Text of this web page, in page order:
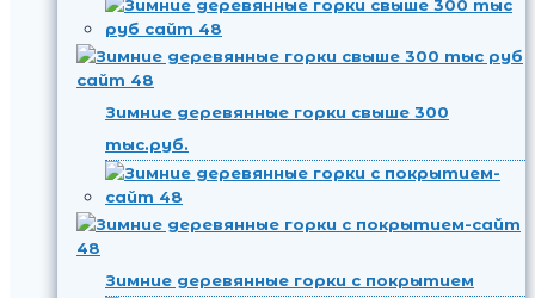
Зимние деревянные горки свыше 300
тыс.руб.
Зимние деревянные горки с покрытием